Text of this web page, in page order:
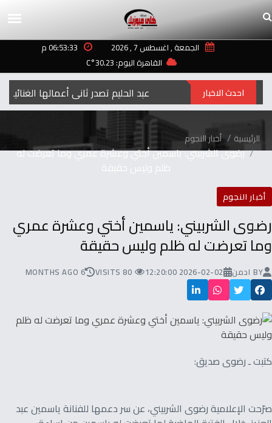
الجمعة , اغسطس 7 , 2026
06:53:33 م
القاهرة اليوم: 30.23°C
هند عبد الحليم تصدر ثاني أعمالها الغنائية احدث الاخبار
الرئيسية أخبار النجوم
رضوى الشربيني: ياسمين أختي وعشرة عمري وما تعرضت له
ظلم وليس حقيقة
أخبار النجوم
رضوى الشربيني: ياسمين أختي وعشرة عمري
وما تعرضت له ظلم وليس حقيقة
BY ادمن 2026-02-02 12:20:00
80 VISITS
6 MONTHS AGO
كتبت ـ رضوى صديق:
صرّحت الإعلامية رضوى الشربيني، عن سر دعمها للفنانة ياسمين عبد